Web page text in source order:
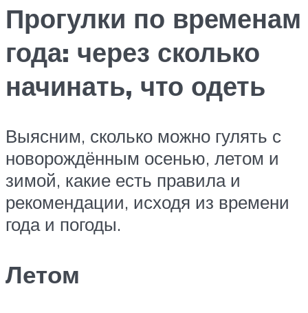
Прогулки по временам
года: через сколько
начинать, что одеть
Выясним, сколько можно гулять с
новорождённым осенью, летом и
зимой, какие есть правила и
рекомендации, исходя из времени
года и погоды.
Летом